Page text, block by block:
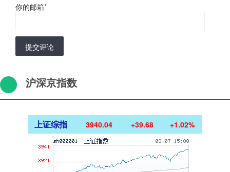
你的邮箱*
提交评论
沪深京指数
上证综指 3940.04 +39.68 +1.02%